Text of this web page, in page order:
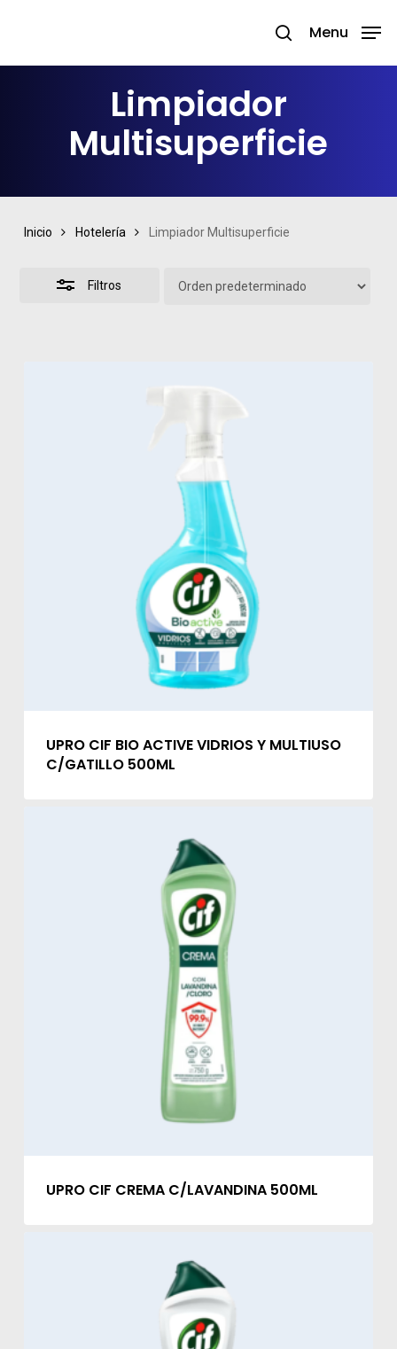
main
search
Menu
Limpiador
Multisuperficie
Inicio Hotelería Limpiador Multisuperficie
Filtros
Close
Filters
UPRO CIF BIO ACTIVE VIDRIOS Y MULTIUSO
C/GATILLO 500ML
UPRO CIF CREMA C/LAVANDINA 500ML